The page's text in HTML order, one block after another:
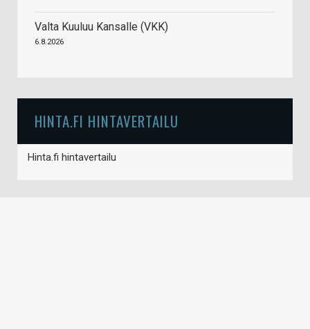
Valta Kuuluu Kansalle (VKK)
6.8.2026
HINTA.FI HINTAVERTAILU
Hinta.fi hintavertailu